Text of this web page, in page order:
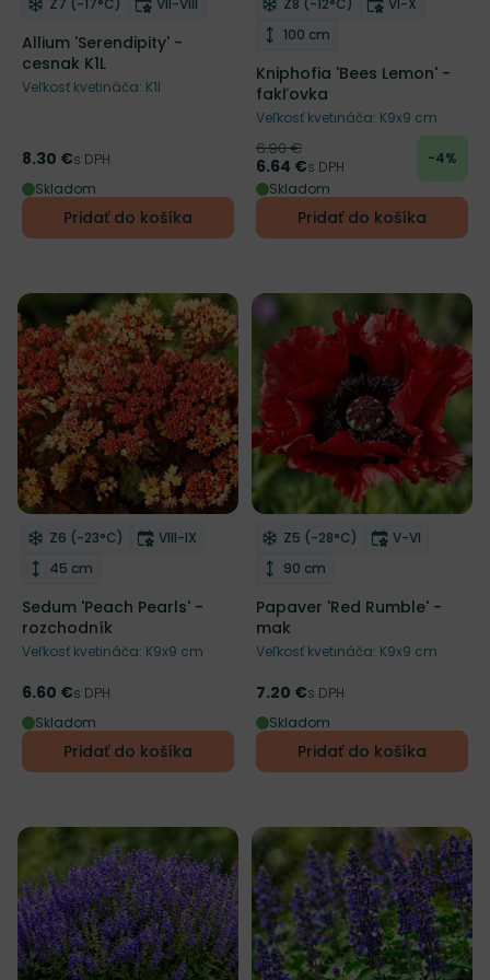
Odober do zoznamu želaní
Z7 (-17°C) VII-VIII
Allium 'Serendipity' -
cesnak K1L
Veľkosť kvetináča: K1l
Cena
8.30 €s DPH
Skladom
Pridať do košíka
Odober do zoznamu želaní
Z8 (-12°C)
VI-X
Výška rastliny
100 cm
Kniphofia 'Bees Lemon' -
fakľovka
Veľkosť kvetináča: K9x9 cm
Pôvodná cena
6.90 €
Cena
6.64 €s DPH
-4%
Skladom
Pridať do košíka
Odober do zoznamu želaní
Mrazuvzdornosť
Z6 (-23°C) Doba kvitnutia
VIII-IX
Výška rastliny
45 cm
Sedum 'Peach Pearls' -
rozchodník
Veľkosť kvetináča: K9x9 cm
Cena
6.60 €s DPH
Skladom
Pridať do košíka
Odober do zoznamu želaní
Mrazuvzdornosť
Z5 (-28°C) Doba
V-VI
Výška rastliny
90 cm
Papaver 'Red Rumble' -
mak
Veľkosť kvetináča: K9x9 cm
Cena
7.20 €s DPH
Skladom
Pridať do košíka